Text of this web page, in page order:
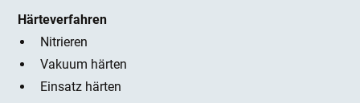
Härteverfahren
Nitrieren
Vakuum härten
Einsatz härten